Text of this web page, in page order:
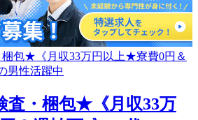
査・梱包★《月収33万